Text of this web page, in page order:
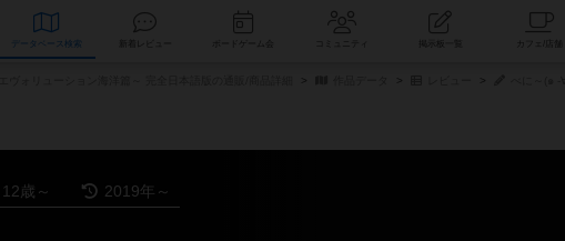
データベース コミュニティ
12歳～ 2019年～